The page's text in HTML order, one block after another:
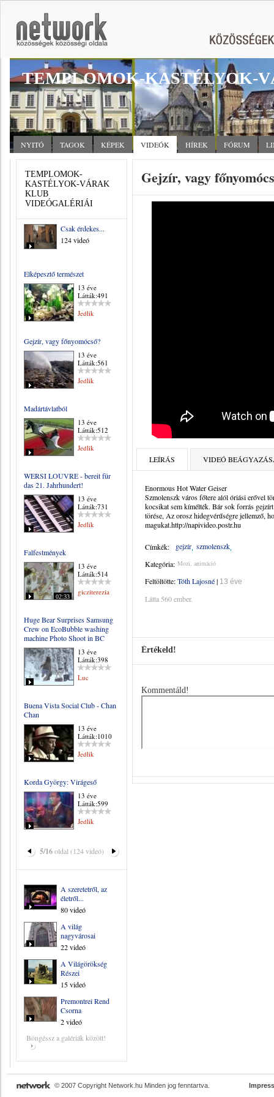
TEMPLOMOK-KASTÉLYOK-
NYITÓ TAGOK KÉPEK VIDEÓK HÍREK FÓRUM
TEMPLOMOK-
KASTÉLYOK-VÁRAK
KLUB
VIDEÓGALÉRIÁI
Csak érdekes...
124 videó
Elképesztő természet
13 éve
Látták:491
Jedlik
Gejzír, vagy főnyomócső?
13 éve
Látták:561
Jedlik
Madártávlatból
13 éve
Látták:512
Jedlik
WERSI LOUVRE - bereit für
das 21. Jahrhundert!
13 éve
Látták:731
Jedlik
Falfestmények
02:33
13 éve
Látták:514
gicziterezia
Huge Bear Surprises Samsung
Crew on EcoBubble washing
machine Photo Shoot in BC
13 éve
Látták:398
Luc
Buena Vista Social Club - Chan
Chan
13 éve
Látták:1010
Jedlik
Korda György: Virágeső
13 éve
Látták:599
Jedlik
5/16oldal (124 videó)
A szeretetről, az
életről...
80 videó
A világ
nagyvárosai
22 videó
A Világörökség
Részei
15 videó
Premontrei Rend
Csorna
2 videó
Böngéssz a galériák között!
Gejzír, vagy
LEÍRÁS VIDEÓ
Enormous Hot Water Geiser
Szmolenszk város főtere alól óriási erővel
kocsikat sem kímélték. Bár sok forrás
törése, Az orosz hidegvérűségre jellemző,
magukat.http://napivideo.postr.hu
Címkék: gejzír szmolenszk
Kategória: Mozi, animáció
Feltöltötte:Tóth Lajosné| 13 éve
Látta 560 ember.
Értékeld!
Kommentáld!
© 2007 Copyright Network.hu Minden jog fenntartva.